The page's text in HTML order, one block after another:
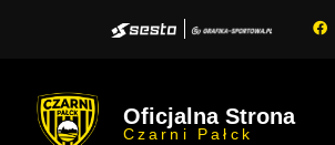
Oficjalna Strona
Czarni Pałck